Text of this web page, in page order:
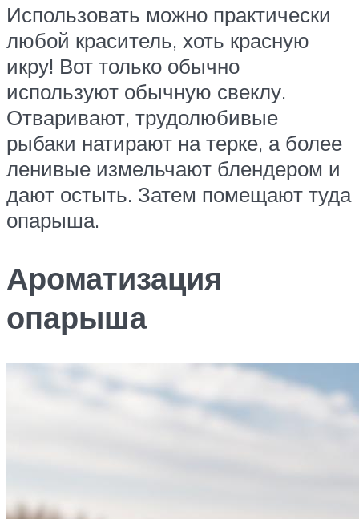
Использовать можно практически
любой краситель, хоть красную
икру! Вот только обычно
используют обычную свеклу.
Отваривают, трудолюбивые
рыбаки натирают на терке, а более
ленивые измельчают блендером и
дают остыть. Затем помещают туда
опарыша.
Ароматизация
опарыша